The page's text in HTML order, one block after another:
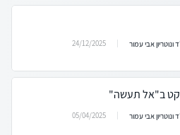
ונוטריון אבי עמור 24/12/2025
ב"אל תעשה"
ונוטריון אבי עמור 05/04/2025